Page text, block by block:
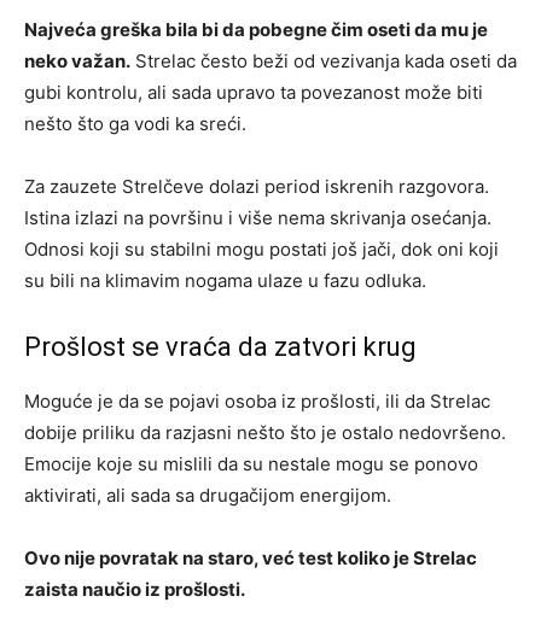
Najveća greška bila bi da pobegne čim oseti da mu je
neko važan. Strelac često beži od vezivanja kada oseti da
gubi kontrolu, ali sada upravo ta povezanost može biti
nešto što ga vodi ka sreći.
Za zauzete Strelčeve dolazi period iskrenih razgovora.
Istina izlazi na površinu i više nema skrivanja osećanja.
Odnosi koji su stabilni mogu postati još jači, dok oni koji
su bili na klimavim nogama ulaze u fazu odluka.
Prošlost se vraća da zatvori krug
Moguće je da se pojavi osoba iz prošlosti, ili da Strelac
dobije priliku da razjasni nešto što je ostalo nedovršeno.
Emocije koje su mislili da su nestale mogu se ponovo
aktivirati, ali sada sa drugačijom energijom.
Ovo nije povratak na staro, već test koliko je Strelac
zaista naučio iz prošlosti.